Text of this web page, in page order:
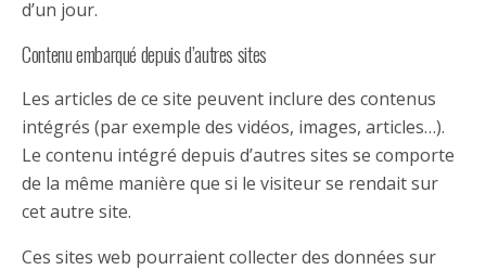
d’un jour.
Contenu embarqué depuis d’autres sites
Les articles de ce site peuvent inclure des contenus
intégrés (par exemple des vidéos, images, articles…).
Le contenu intégré depuis d’autres sites se comporte
de la même manière que si le visiteur se rendait sur
cet autre site.
Ces sites web pourraient collecter des données sur